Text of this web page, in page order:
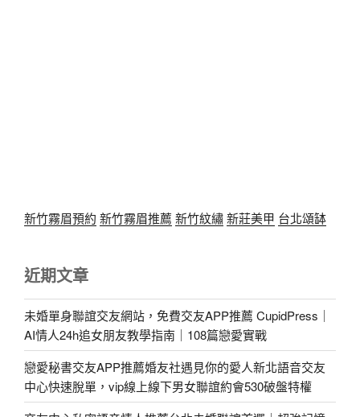
新竹霧眉預約 新竹霧眉推薦 新竹紋繡新莊美甲 台北頌缽
近期文章
未婚單身聯誼交友網站，免費交友APP推薦 CupidPress｜
AI情人24h追女朋友教學指南｜108篇戀愛實戰
戀愛秘書交友APP推薦婚友社遇見你的愛人新北語音交友
中心快速脫單，vip線上線下男女聯誼約會530破盤特權